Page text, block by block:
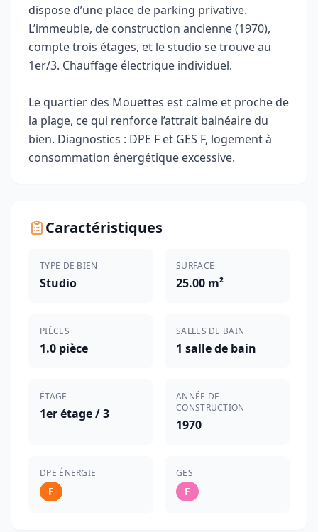
dispose d’une place de parking privative.
L’immeuble, de construction ancienne (1970),
compte trois étages, et le studio se trouve au
1er/3. Chauffage électrique individuel.
Le quartier des Mouettes est calme et proche de
la plage, ce qui renforce l’attrait balnéaire du
bien. Diagnostics : DPE F et GES F, logement à
consommation énergétique excessive.
Caractéristiques
TYPE DE BIEN
Studio
SURFACE
25.00 m²
PIÈCES
1.0 pièce
SALLES DE BAIN
1 salle de bain
ÉTAGE
1er étage / 3
ANNÉE DE
CONSTRUCTION
1970
DPE ÉNERGIE
F
GES
F